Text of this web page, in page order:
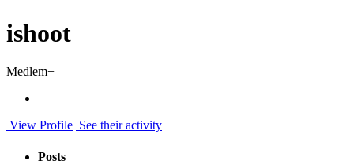
ishoot
Medlem+
View Profile See their activity
Posts